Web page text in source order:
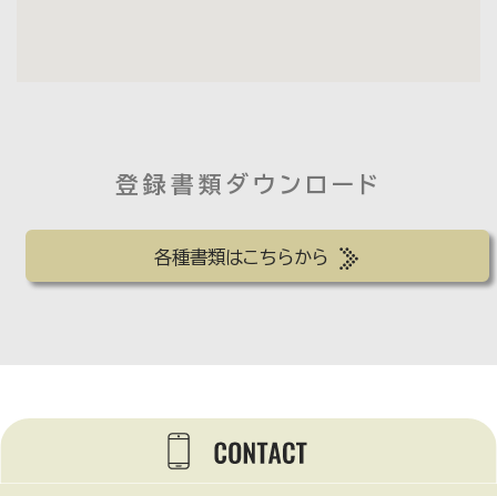
登録書類ダウンロード
各種書類はこちらから